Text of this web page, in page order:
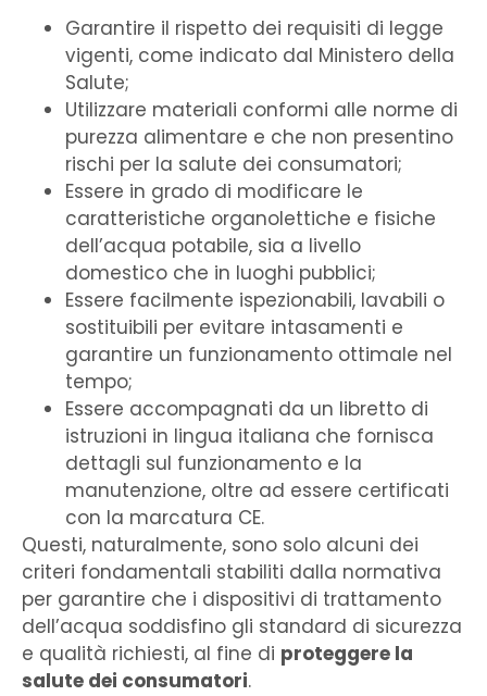
Garantire il rispetto dei requisiti di legge
vigenti, come indicato dal Ministero della
Salute;
Utilizzare materiali conformi alle norme di
purezza alimentare e che non presentino
rischi per la salute dei consumatori;
Essere in grado di modificare le
caratteristiche organolettiche e fisiche
dell’acqua potabile, sia a livello
domestico che in luoghi pubblici;
Essere facilmente ispezionabili, lavabili o
sostituibili per evitare intasamenti e
garantire un funzionamento ottimale nel
tempo;
Essere accompagnati da un libretto di
istruzioni in lingua italiana che fornisca
dettagli sul funzionamento e la
manutenzione, oltre ad essere certificati
con la marcatura CE.
Questi, naturalmente, sono solo alcuni dei
criteri fondamentali stabiliti dalla normativa
per garantire che i dispositivi di trattamento
dell’acqua soddisfino gli standard di sicurezza
e qualità richiesti, al fine di proteggere la
salute dei consumatori.